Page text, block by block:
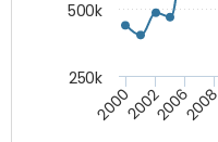
200020022006
250k
500k